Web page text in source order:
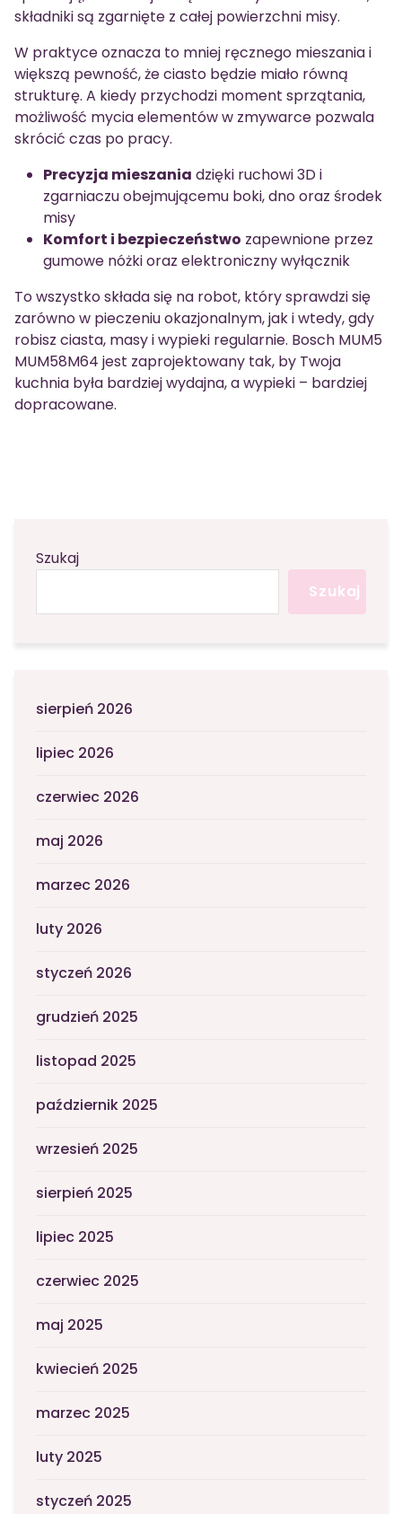
składniki są zgarnięte z całej powierzchni misy.
W praktyce oznacza to mniej ręcznego mieszania i
większą pewność, że ciasto będzie miało równą
strukturę. A kiedy przychodzi moment sprzątania,
możliwość mycia elementów w zmywarce pozwala
skrócić czas po pracy.
Precyzja mieszania dzięki ruchowi 3D i
zgarniaczu obejmującemu boki, dno oraz środek
misy
Komfort i bezpieczeństwo zapewnione przez
gumowe nóżki oraz elektroniczny wyłącznik
To wszystko składa się na robot, który sprawdzi się
zarówno w pieczeniu okazjonalnym, jak i wtedy, gdy
robisz ciasta, masy i wypieki regularnie. Bosch MUM5
MUM58M64 jest zaprojektowany tak, by Twoja
kuchnia była bardziej wydajna, a wypieki – bardziej
dopracowane.
Szukaj
Szukaj
sierpień 2026
lipiec 2026
czerwiec 2026
maj 2026
marzec 2026
luty 2026
styczeń 2026
grudzień 2025
listopad 2025
październik 2025
wrzesień 2025
sierpień 2025
lipiec 2025
czerwiec 2025
maj 2025
kwiecień 2025
marzec 2025
luty 2025
styczeń 2025